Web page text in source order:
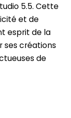
5.5. Cette
et de
esprit de la
ses créations
de